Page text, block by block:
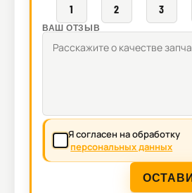
1 2 3
ВАШ ОТЗЫВ
Я согласен на обработку
персональных данных